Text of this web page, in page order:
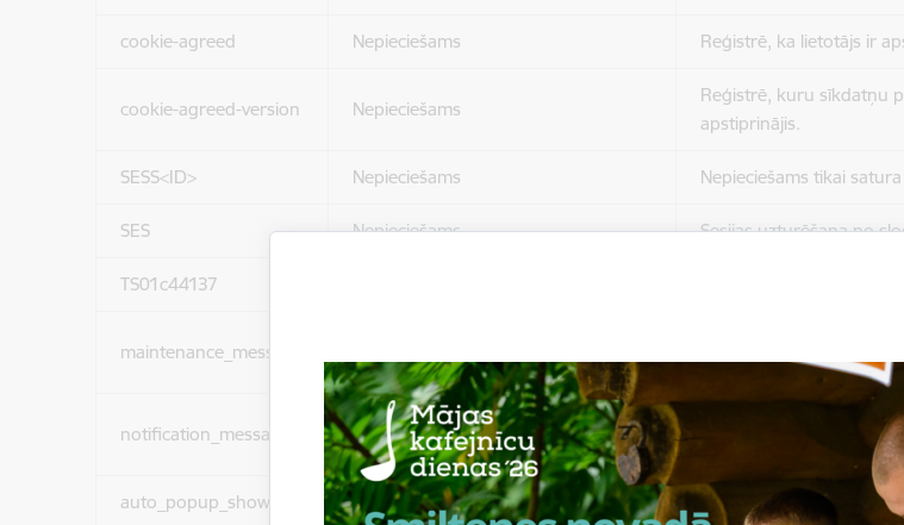
cookie-agreed Nepieciešams Reģistrē, ka lietotājs ir
cookie-agreed-version Nepieciešams
Reģistrē, kuru sīkdatņu
apstiprinājis.
SESS<ID> Nepieciešams Nepieciešams tikai
SES Nepieciešams Sesijas uzturēšana no
TS01c44137
maintenance_message
ziņojumus pēc tam, kad
notification_messages Nepieciešams
Sīkdatne ir
ziņojumus pēc tam, kad
auto_popup_showed Nepieciešams Reģistrē, ka tiek